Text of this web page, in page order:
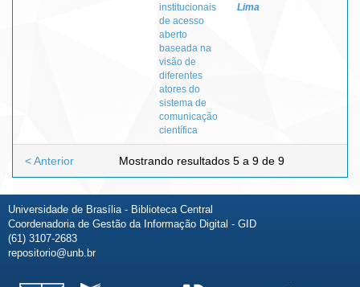
institucionais
de acesso
aberto
baseada na
visão de
diferentes
atores do
sistema de
comunicação
científica
Lima
Mostrando resultados 5 a 9 de 9
< Anterior
Universidade de Brasília - Biblioteca Central
Coordenadoria de Gestão da Informação Digital - GID
(61) 3107-2683
repositorio@unb.br